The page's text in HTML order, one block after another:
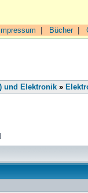
Impressum Bücher|
und Elektronik »